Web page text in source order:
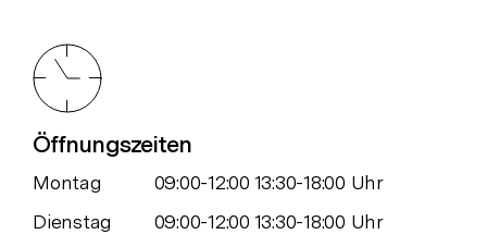
Öffnungszeiten
Montag
09:00-12:00 13:30-18:00 Uhr
Dienstag
09:00-12:00 13:30-18:00 Uhr